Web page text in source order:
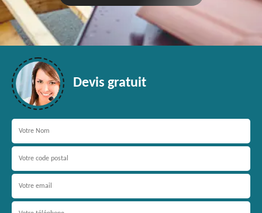
Devis gratuit